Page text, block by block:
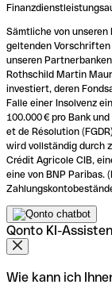
Sämtliche von unseren
geltenden
unseren
Rothschild Martin
investiert, deren
Falle einer Insolvenz
100.000 € pro Bank
et de Résolution
wird vollständig durch
Crédit Agricole CIB,
eine von BNP Paribas.
Qonto KI-
Wie kann ich